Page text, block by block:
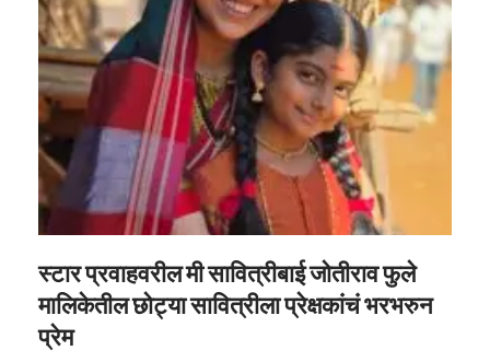
स्टार प्रवाहवरील मी सावित्रीबाई जोतीराव फुले
मालिकेतील छोट्या सावित्रीला प्रेक्षकांचं भरभरुन
प्रेम